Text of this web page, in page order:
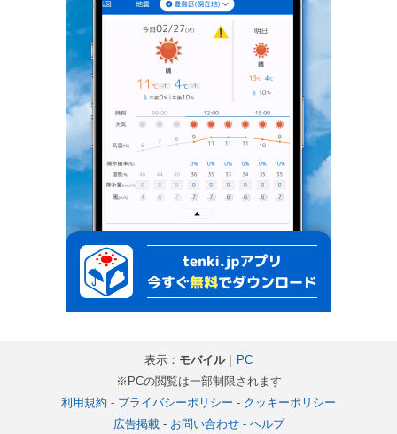
表示： モバイル｜ PC
※PCの閲覧は一部制限されます
利用規約 - プライバシーポリシー - クッキーポリシー
広告掲載- お問い合わせ- ヘルプ